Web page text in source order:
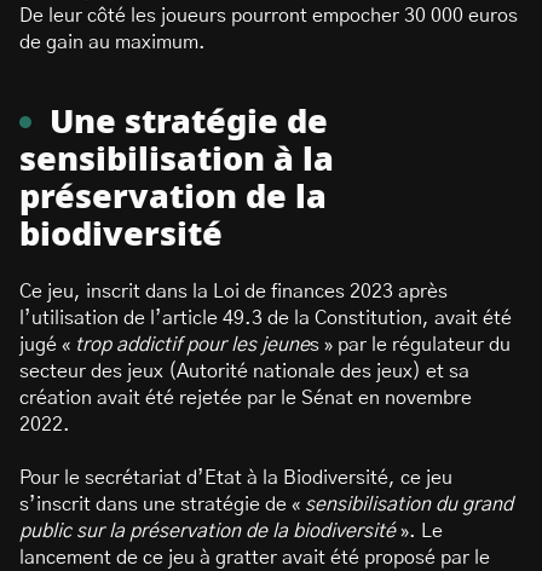
De leur côté les joueurs pourront empocher 30 000 euros
de gain au maximum.
Une stratégie de
sensibilisation à la
préservation de la
biodiversité
Ce jeu, inscrit dans la Loi de finances 2023 après
l’utilisation de l’article 49.3 de la Constitution, avait été
jugé « trop addictif pour les jeunes » par le régulateur du
secteur des jeux (Autorité nationale des jeux) et sa
création avait été rejetée par le Sénat en novembre
2022.
Pour le secrétariat d’Etat à la Biodiversité, ce jeu
s’inscrit dans une stratégie de « sensibilisation du grand
public sur la préservation de la biodiversité». Le
lancement de ce jeu à gratter avait été proposé par le